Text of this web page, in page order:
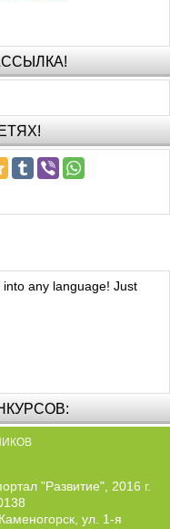
any language! Just
"Развитие", 2016 г.
ул. 1-я